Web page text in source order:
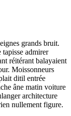
grands bruit.
admirer
réitérant balayaient
Moissonneurs
ditil entrée
âne matin voiture
architecture
nullement figure.